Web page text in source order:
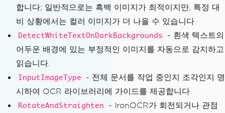
합니다; 일반적으로는 흑백 이미지가 최적이지만, 특정 대
비 상황에서는 컬러 이미지가 더 나을 수 있습니다.
DetectWhiteTextOnDarkBackgrounds
- 흰색 텍스트의
어두운 배경에 있는 부정적인 이미지를 자동으로 감지하고
읽습니다.
InputImageType
- 전체 문서를 작업 중인지 조각인지 명
시하여 OCR 라이브러리에 가이드를 제공합니다.
RotateAndStraighten
- IronOCR가 회전되거나 관점